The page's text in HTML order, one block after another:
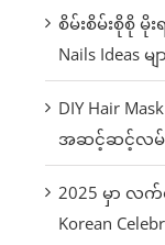
စိမ်းစိမ်းစိုစို
Nails Ideas မျ
DIY Hair
အဆင့်ဆင့်လမ်း
2025 မှာ လ
Korean